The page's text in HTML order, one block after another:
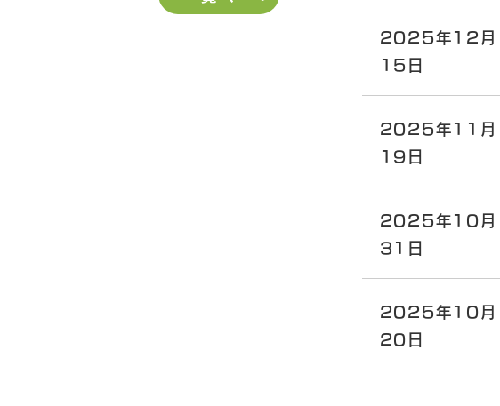
2025年12月
15日
2025年11月
19日
2025年10月
31日
2025年10月
20日